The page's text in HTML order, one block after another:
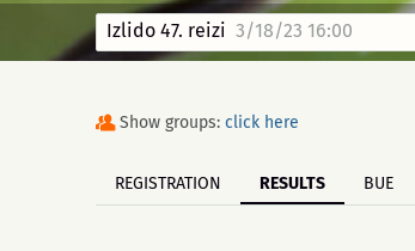
Izlido 47. reizi 3/18/23 16:00
Show groups: click here
REGISTRATION RESULTS BUE